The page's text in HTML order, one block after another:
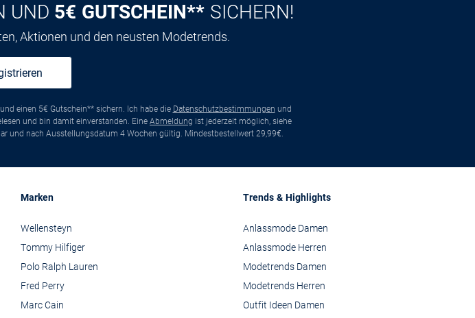
UND 5€ GUTSCHEIN** SICHERN!
Aktionen und den neusten Modetrends.
einen 5€ Gutschein** sichern. Ich habe die Datenschutzbestimmungen und
und bin damit einverstanden. Eine Abmeldung ist jederzeit möglich, siehe
und nach Ausstellungsdatum 4 Wochen gültig. Mindestbestellwert 29,99€.
Marken
Wellensteyn
Tommy Hilfiger
Polo Ralph Lauren
Fred Perry
Marc Cain
Trends & Highlights
Anlassmode Damen
Anlassmode Herren
Modetrends Damen
Modetrends Herren
Outfit Ideen Damen